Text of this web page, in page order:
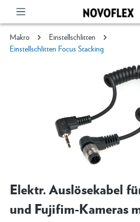
Makro
Einstellschlitten
Einstellschlitten Focus Stacking
Elektr. Auslösekabel
und Fujifim-Kameras